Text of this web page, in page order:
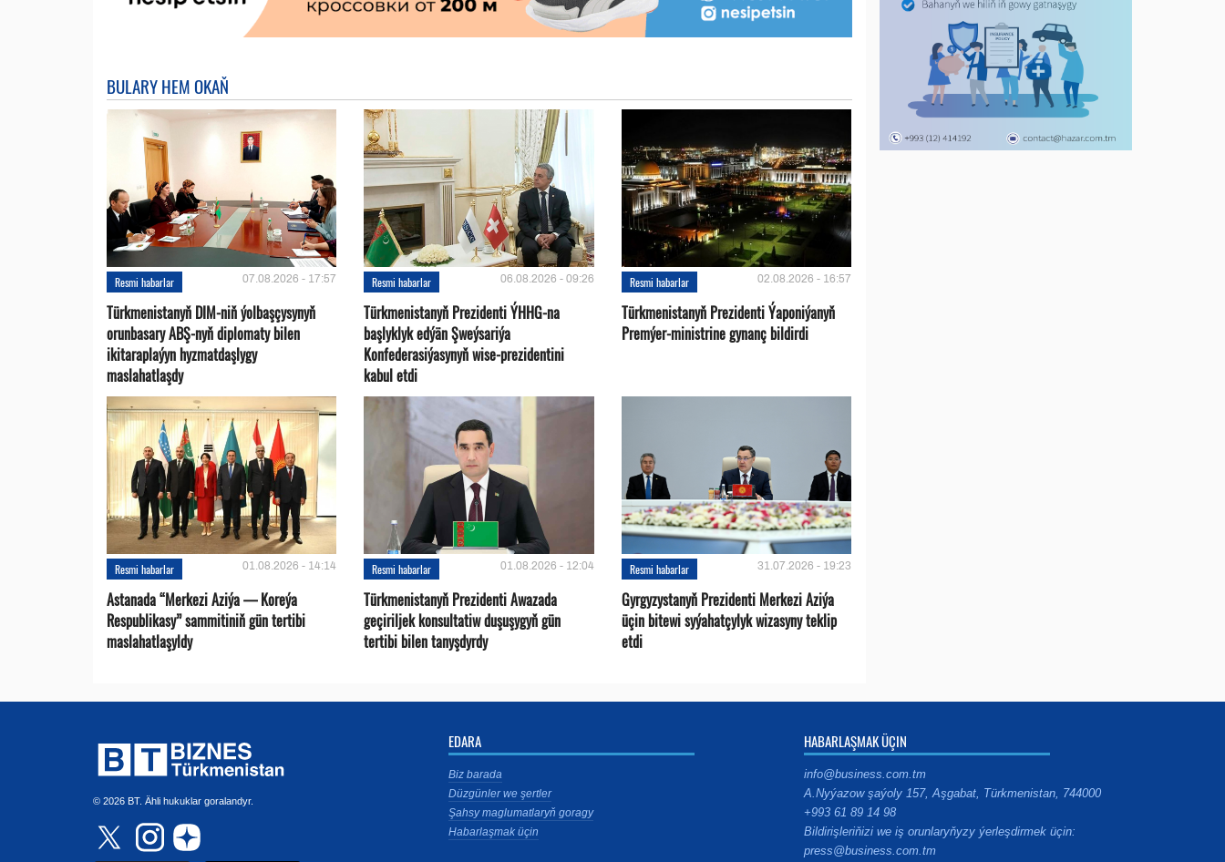
BULARY HEM OKAŇ
Resmi habarlar 07.08.2026 - 17:57
Türkmenistanyň DIM-niň ýolbaşçysynyň
orunbasary ABŞ-nyň diplomaty bilen
ikitaraplaýyn hyzmatdaşlygy
maslahatlaşdy
Resmi habarlar 06.08.2026 - 09:26
Türkmenistanyň Prezidenti ÝHHG-na
başlyklyk edýän Şweýsariýa
Konfederasiýasynyň wise-prezidentini
kabul etdi
Resmi habarlar 02.08.2026 - 16:57
Türkmenistanyň Prezidenti Ýaponiýanyň
Premýer-ministrine gynanç bildirdi
Resmi habarlar 01.08.2026 - 14:14
Astanada “Merkezi Aziýa — Koreýa
Respublikasy” sammitiniň gün tertibi
maslahatlaşyldy
Resmi habarlar 01.08.2026 - 12:04
Türkmenistanyň Prezidenti Awazada
geçiriljek konsultatiw duşuşygyň gün
tertibi bilen tanyşdyrdy
Resmi habarlar 31.07.2026 - 19:23
Gyrgyzystanyň Prezidenti Merkezi Aziýa
üçin bitewi syýahatçylyk wizasyny teklip
etdi
© 2026 BT. Ähli hukuklar goralandyr.
EDARA
Biz barada
Düzgünler we şertler
Şahsy maglumatlaryň goragy
Habarlaşmak üçin
HABARLAŞMAK ÜÇIN
info@business.com.tm
A.Nyýazow şaýoly 157, Aşgabat, Türkmenistan, 744000
+993 61 89 14 98
Bildirişleriňizi we iş orunlaryňyzy ýerleşdirmek üçin:
press@business.com.tm